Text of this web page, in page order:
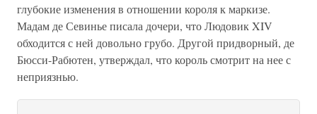
глубокие изменения в отношении короля к маркизе.
Мадам де Севинье писала дочери, что Людовик XIV
обходится с ней довольно грубо. Другой придворный, де
Бюсси-Рабютен, утверждал, что король смотрит на нее с
неприязнью.